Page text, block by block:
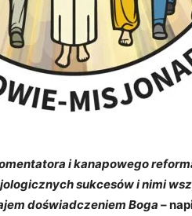
i kanapowego
sukcesów i nimi
doświadczeniem Boga –